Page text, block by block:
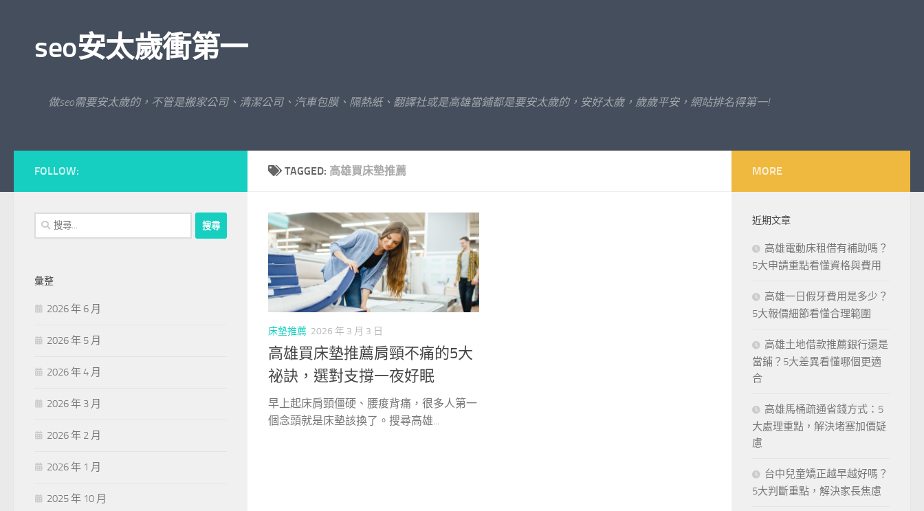
seo安太歲衝第一
做seo需要安太歲的，不管是搬家公司、清潔公司、汽車包膜、隔熱紙、翻譯社或是高雄當鋪都是要安太歲的，安好太歲，歲歲平安，網站排名得第一!
TAGGED: 高雄買床墊推薦
床墊推薦 2026 年 3 月 3 日
高雄買床墊推薦肩頸不痛的5大
祕訣，選對支撐一夜好眠
早上起床肩頸僵硬、腰痠背痛，很多人第一
個念頭就是床墊該換了。搜尋高雄...
FOLLOW:
搜
尋
字:
彙整
2026 年 6 月
2026 年 5 月
2026 年 4 月
2026 年 3 月
2026 年 2 月
2026 年 1 月
2025 年 10 月
MORE
近期文章
高雄電動床租借有補助嗎？
5大申請重點看懂資格與費用
高雄一日假牙費用是多少？
5大報價細節看懂合理範圍
高雄土地借款推薦銀行還是
當鋪？5大差異看懂哪個更適
合
高雄馬桶疏通省錢方式：5
大處理重點，解決堵塞加價疑
慮
台中兒童矯正越早越好嗎？
5大判斷重點，解決家長焦慮